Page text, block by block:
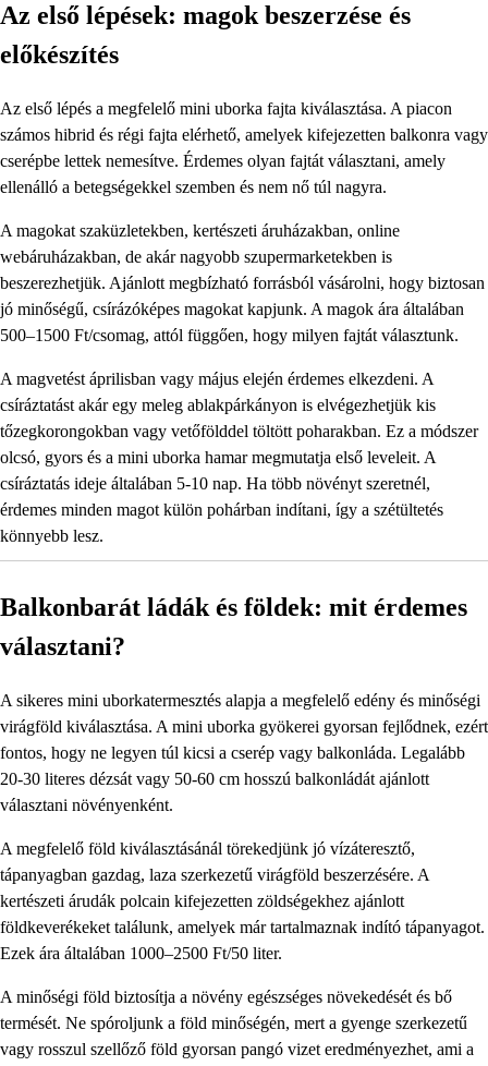
Az első lépések: magok beszerzése és
előkészítés
Az első lépés a megfelelő mini uborka fajta kiválasztása. A piacon
számos hibrid és régi fajta elérhető, amelyek kifejezetten balkonra vagy
cserépbe lettek nemesítve. Érdemes olyan fajtát választani, amely
ellenálló a betegségekkel szemben és nem nő túl nagyra.
A magokat szaküzletekben, kertészeti áruházakban, online
webáruházakban, de akár nagyobb szupermarketekben is
beszerezhetjük. Ajánlott megbízható forrásból vásárolni, hogy biztosan
jó minőségű, csírázóképes magokat kapjunk. A magok ára általában
500–1500 Ft/csomag, attól függően, hogy milyen fajtát választunk.
A magvetést áprilisban vagy május elején érdemes elkezdeni. A
csíráztatást akár egy meleg ablakpárkányon is elvégezhetjük kis
tőzegkorongokban vagy vetőfölddel töltött poharakban. Ez a módszer
olcsó, gyors és a mini uborka hamar megmutatja első leveleit. A
csíráztatás ideje általában 5-10 nap. Ha több növényt szeretnél,
érdemes minden magot külön pohárban indítani, így a szétültetés
könnyebb lesz.
Balkonbarát ládák és földek: mit érdemes
választani?
A sikeres mini uborkatermesztés alapja a megfelelő edény és minőségi
virágföld kiválasztása. A mini uborka gyökerei gyorsan fejlődnek, ezért
fontos, hogy ne legyen túl kicsi a cserép vagy balkonláda. Legalább
20-30 literes dézsát vagy 50-60 cm hosszú balkonládát ajánlott
választani növényenként.
A megfelelő föld kiválasztásánál törekedjünk jó vízáteresztő,
tápanyagban gazdag, laza szerkezetű virágföld beszerzésére. A
kertészeti árudák polcain kifejezetten zöldségekhez ajánlott
földkeverékeket találunk, amelyek már tartalmaznak indító tápanyagot.
Ezek ára általában 1000–2500 Ft/50 liter.
A minőségi föld biztosítja a növény egészséges növekedését és bő
termését. Ne spóroljunk a föld minőségén, mert a gyenge szerkezetű
vagy rosszul szellőző föld gyorsan pangó vizet eredményezhet, ami a